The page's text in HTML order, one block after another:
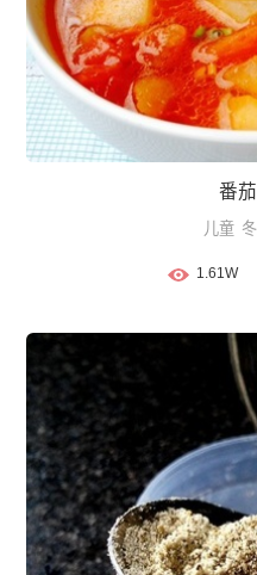
番
儿童
1.61W